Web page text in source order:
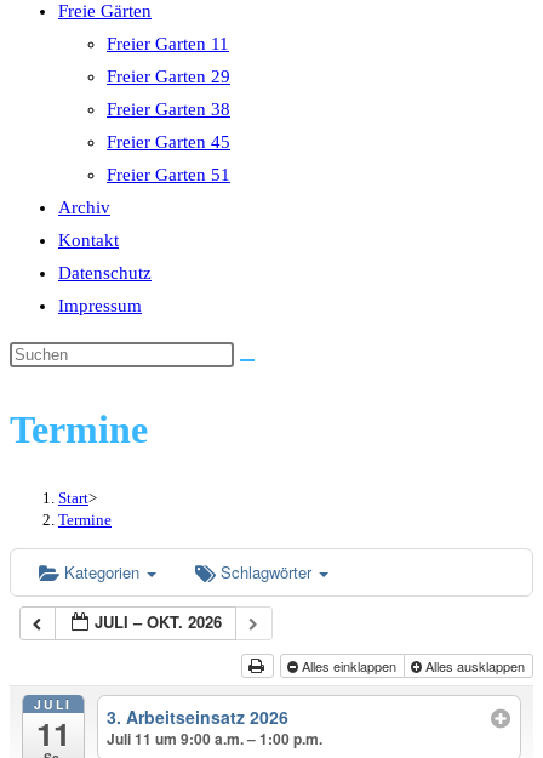
Freie Gärten
Freier Garten 11
Freier Garten 29
Freier Garten 38
Freier Garten 45
Freier Garten 51
Archiv
Kontakt
Datenschutz
Impressum
Termine
Start>
Termine
Kategorien Schlagwörter
JULI – OKT. 2026
Alles einklappen Alles ausklappen
JULI
11 3. Arbeitseinsatz 2026
Juli 11 um 9:00 a.m. – 1:00 p.m.